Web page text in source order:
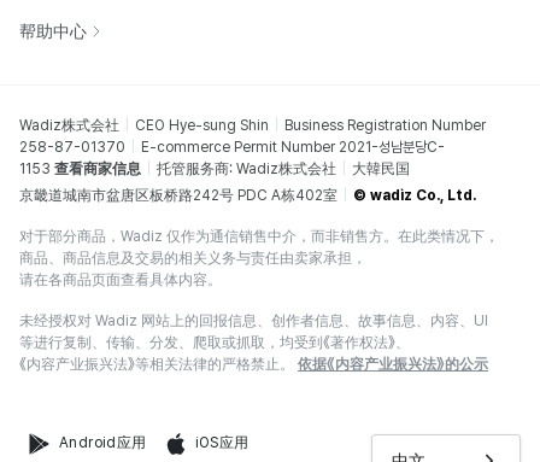
帮助中心
Wadiz株式会社 CEO Hye-sung Shin
Business Registration Number
258-87-01370
E-commerce Permit Number 2021-성남분당C-
1153 查看商家信息 托管服务商: Wadiz株式会社
大韓民国
京畿道城南市盆唐区板桥路242号 PDC A栋402室
© wadiz Co., Ltd.
对于部分商品，Wadiz 仅作为通信销售中介，而非销售方。在此类情况下，
商品、商品信息及交易的相关义务与责任由卖家承担，
请在各商品页面查看具体内容。
未经授权对 Wadiz 网站上的回报信息、创作者信息、故事信息、内容、UI
等进行复制、传输、分发、爬取或抓取，均受到《著作权法》、
《内容产业振兴法》等相关法律的严格禁止。
依据《内容产业振兴法》的公示
Android应用 iOS应用